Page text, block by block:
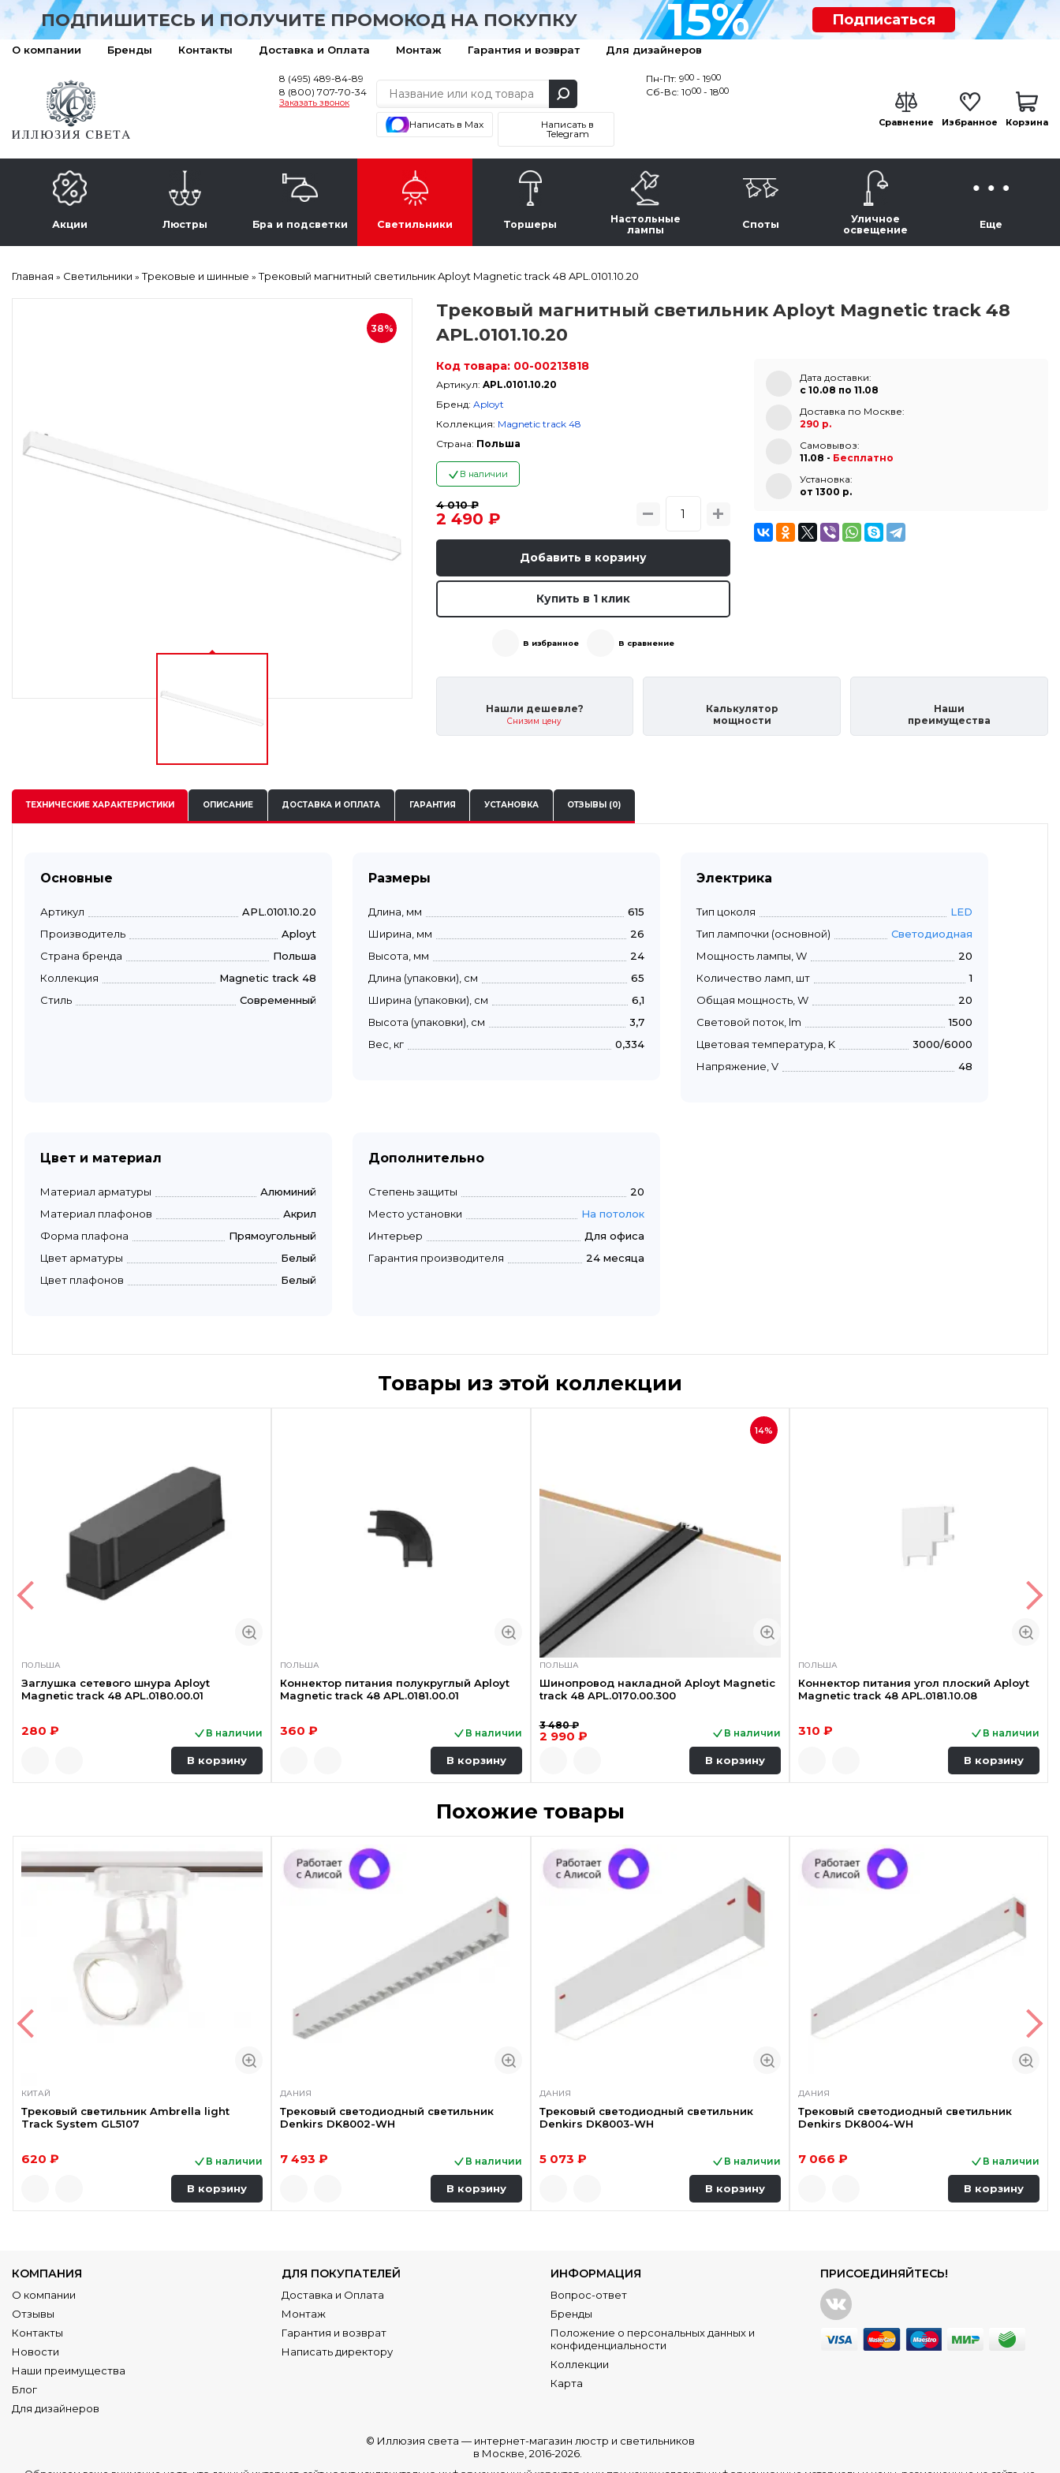
ПОДПИШИТЕСЬ И ПОЛУЧИТЕ ПРОМОКОД НА ПОКУПКУ 15% Подписаться
О компании Бренды Контакты Доставка и Оплата Монтаж Гарантия и возврат Для дизайнеров
8 (495) 489-84-89
8 (800) 707-70-34
Заказать звонок
Написать в Max
Написать в
Telegram
Пн-Пт: 900 - 1900
Сб-Вс: 1000 - 1800
Сравнение Избранное Корзина
Акции Люстры Бра и подсветки Светильники Торшеры
Настольные
лампы
Споты
Уличное
освещение
Еще
Главная » Светильники »Трековые и шинные »Трековый магнитный светильник Aployt Magnetic track 48 APL.0101.10.20
38%
Трековый магнитный светильник Aployt Magnetic track 48
APL.0101.10.20
Код товара: 00-00213818
Артикул: APL.0101.10.20
Бренд: Aployt
Коллекция: Magnetic track 48
Страна: Польша
В наличии
4 010 ₽
2 490 ₽
Добавить в корзину
Купить в 1 клик
В избранное В сравнение
Дата доставки:
с 10.08 по 11.08
Доставка по Москве:
290 р.
Самовывоз:
11.08 - Бесплатно
Установка:
от 1300 p.
Нашли дешевле?
Снизим цену
Калькулятор
мощности
Наши
преимущества
ТЕХНИЧЕСКИЕХАРАКТЕРИСТИКИ ОПИСАНИЕ ДОСТАВКА И ОПЛАТА ГАРАНТИЯ УСТАНОВКА ОТЗЫВЫ (0)
Основные
Артикул
APL.0101.10.20
Производитель
Aployt
Страна бренда
Польша
Коллекция
Magnetic track 48
Стиль
Современный
Размеры
Длина, мм
615
Ширина, мм
26
Высота, мм
24
Длина (упаковки), см
65
Ширина (упаковки), см
6,1
Высота (упаковки), см
3,7
Вес, кг
0,334
Электрика
Тип цоколя
LED
Тип лампочки (основной)
Светодиодная
Мощность лампы, W
20
Количество ламп, шт
1
Общая мощность, W
20
Световой поток, lm
1500
Цветовая температура, K
3000/6000
Напряжение, V
48
Цвет и материал
Материал арматуры
Алюминий
Материал плафонов
Акрил
Форма плафона
Прямоугольный
Цвет арматуры
Белый
Цвет плафонов
Белый
Дополнительно
Степень защиты
20
Место установки
На потолок
Интерьер
Для офиса
Гарантия производителя
24 месяца
Товары из этой коллекции
ПОЛЬША
Заглушка сетевого шнура Aployt
Magnetic track 48 APL.0180.00.01
280 ₽ В наличии
В корзину
ПОЛЬША
Коннектор питания полукруглый Aployt
Magnetic track 48 APL.0181.00.01
360 ₽ В наличии
В корзину
14%
ПОЛЬША
Шинопровод накладной Aployt Magnetic
track 48 APL.0170.00.300
3 480 ₽
2 990 ₽ В наличии
В корзину
ПОЛЬША
Коннектор питания угол плоский Aployt
Magnetic track 48 APL.0181.10.08
310 ₽ В наличии
В корзину
Быстрый просмотр Быстрый просмотр
Похожие товары
КИТАЙ
Трековый светильник Ambrella light
Track System GL5107
620 ₽ В наличии
В корзину
ДАНИЯ
Трековый светодиодный светильник
Denkirs DK8002-WH
7 493 ₽ В наличии
В корзину
ДАНИЯ
Трековый светодиодный светильник
Denkirs DK8003-WH
5 073 ₽ В наличии
В корзину
ДАНИЯ
Трековый светодиодный светильник
Denkirs DK8004-WH
7 066 ₽ В наличии
В корзину
КОМПАНИЯ
О компании
Отзывы
Контакты
Новости
Наши преимущества
Блог
Для дизайнеров
ДЛЯ ПОКУПАТЕЛЕЙ
Доставка и Оплата
Монтаж
Гарантия и возврат
Написать директору
ИНФОРМАЦИЯ
Вопрос-ответ
Бренды
Положение о персональных данных и
конфиденциальности
Коллекции
Карта
ПРИСОЕДИНЯЙТЕСЬ!
© Иллюзия света — интернет-магазин люстр и светильников
в Москве , 2016-2026.